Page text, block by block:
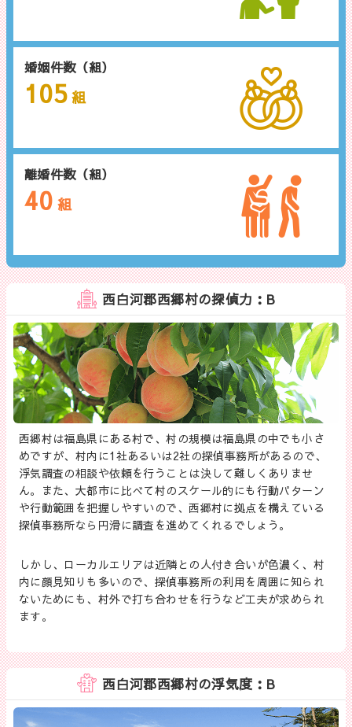
離婚件数（組）
40 組
婚姻件数（組）
105 組
西白河郡西郷村の探偵力：B
西郷村は福島県にある村で、村の規模は福島県の中でも小さ
めですが、村内に1社あるいは2社の探偵事務所があるので、
浮気調査の相談や依頼を行うことは決して難しくありませ
ん。また、大都市に比べて村のスケール的にも行動パターン
や行動範囲を把握しやすいので、西郷村に拠点を構えている
探偵事務所なら円滑に調査を進めてくれるでしょう。
しかし、ローカルエリアは近隣との人付き合いが色濃く、村
内に顔見知りも多いので、探偵事務所の利用を周囲に知られ
ないためにも、村外で打ち合わせを行うなど工夫が求められ
ます。
西白河郡西郷村の浮気度：B